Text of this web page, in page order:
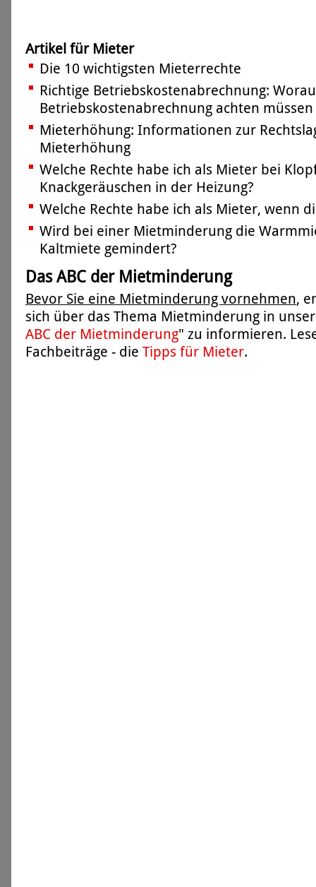
Artikel für Mieter
Die 10 wichtigsten Mieterrechte
Richtige Betriebskostenabrechnung:
Betriebskostenabrechnung achten müssen
Mieterhöhung: Informationen zur
Mieterhöhung
Welche Rechte habe ich als Mieter bei
Knackgeräuschen in der Heizung?
Welche Rechte habe ich als Mieter, wenn
Wird bei einer Mietminderung die
Kaltmiete gemindert?
Das ABC der Mietminderung
Bevor Sie eine Mietminderung vornehmen,
sich über das Thema Mietminderung in
ABC der Mietminderung" zu informieren.
Fachbeiträge - die Tipps für Mieter.